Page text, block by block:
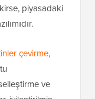
piyasadaki
çevirme,
ve